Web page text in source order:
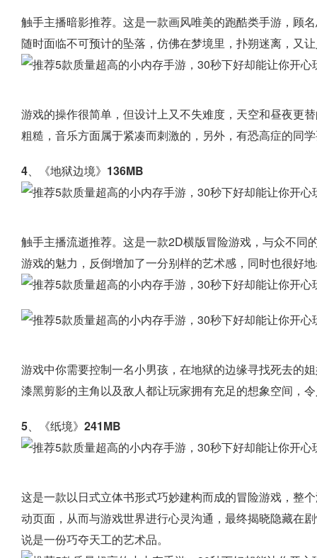
触手主播暗影推荐。这是一款画风唯美的跑酷类手游，顾
随时面临不可预计的坠落，仿佛在梦境里，扑朔迷离，又
游戏的操作很简单，但设计上又不失难度，天空和昼夜更
粗糙，音乐方面属于紧凑而刺激的，另外，有恐高症的同
4、《地狱边境》136MB
触手主播流逝推荐。这是一款2D横版冒险游戏，与众不
游戏的魅力，反倒增加了一分别样的艺术感，同时也很好
游戏中你需要控制一名小男孩，在地狱的边缘寻找死去的
漆黑剪影的主角以及敌人都让玩家拥有充足的想象空间，
5、《纸境》241MB
这是一款以日式立体书形式巧妙建构而成的冒险游戏，整
动页面，从而与游戏世界进行心灵沟通，最终揭晓隐藏在
说是一份巧夺天工的艺术品。